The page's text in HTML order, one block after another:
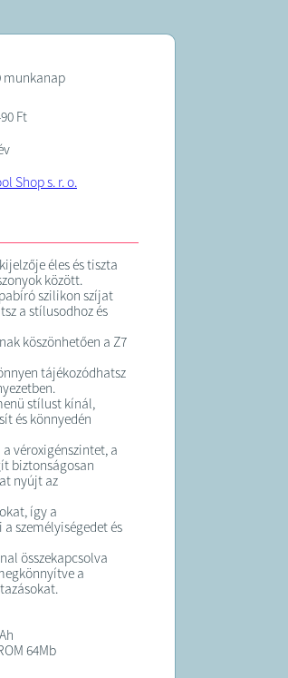
munkanap
Ft
Shop s. r. o.
éles és tiszta
között.
szilikon szíjat
a stílusodhoz és
köszönhetően a Z7
tájékozódhatsz
stílust kínál,
és könnyedén
véroxigénszintet, a
biztonságosan
nyújt az
így a
személyiségedet és
összekapcsolva
a
64Mb